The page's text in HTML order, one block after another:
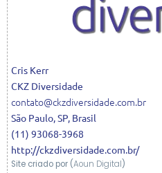
Cris Kerr
CKZ Diversidade
contato@ckzdiversidade.com.br
São Paulo,SP, Brasil
(11) 93068-3968
http://ckzdiversidade.com.br/
Site criado por (Aoun Digital)